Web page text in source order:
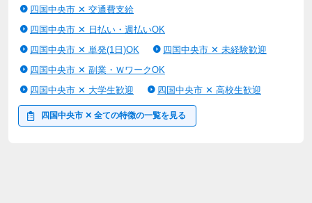
四国中央市 ✕ 交通費支給
四国中央市 ✕ 日払い・週払いOK
四国中央市 ✕ 単発(1日)OK
四国中央市 ✕ 未経験歓迎
四国中央市 ✕ 副業・ＷワークOK
四国中央市 ✕ 大学生歓迎
四国中央市 ✕ 高校生歓迎
四国中央市 ✕ 全ての特徴の一覧を見る